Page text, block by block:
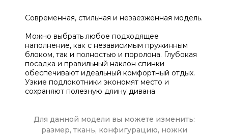
Современная, стильная и незаезженная модель.
Можно выбрать любое подходящее
наполнение, как с независимым пружинным
блоком, так и полностью и поролона. Глубокая
посадка и правильный наклон спинки
обеспечивают идеальный комфортный отдых.
Узкие подлокотники экономят место и
сохраняют полезную длину дивана
Для данной модели вы можете изменить:
размер, ткань, конфигурацию, ножки